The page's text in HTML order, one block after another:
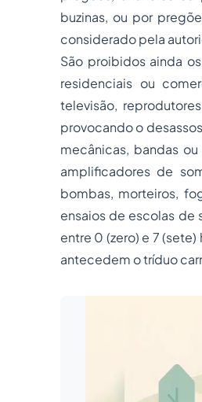
buzinas, ou por
considerado pela
São proibidos ainda
residenciais ou
televisão,
provocando o
mecânicas, bandas
amplificadores de
bombas, morteiros,
ensaios de escolas de
entre 0 (zero) e 7
antecedem o tríduo